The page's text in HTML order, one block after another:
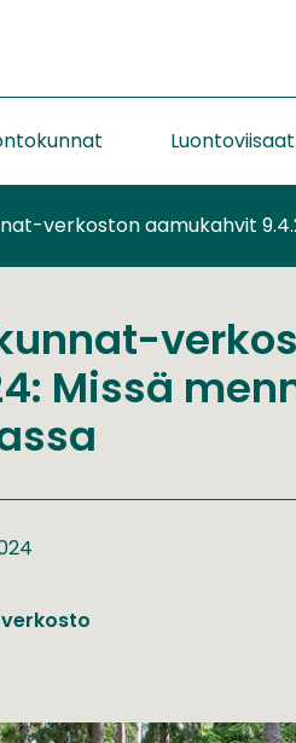
verkoston aamukahvit
Missä